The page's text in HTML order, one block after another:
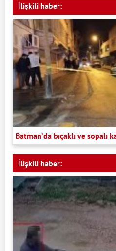
İlişkili haber:
Batman’da bıçaklı ve sopalı
İlişkili haber: